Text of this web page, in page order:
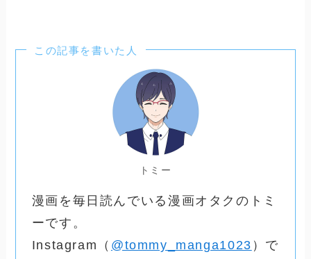
この記事を書いた人
トミー
漫画を毎日読んでいる漫画オタクのトミ
ーです。
Instagram（ @tommy_manga1023 ）で